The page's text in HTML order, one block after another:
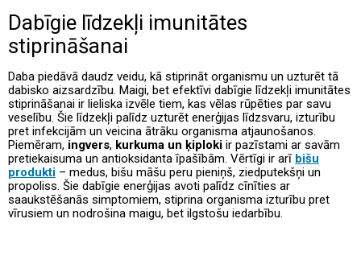
Dabīgie līdzekļi imunitātes
stiprināšanai
Daba piedāvā daudz veidu, kā stiprināt organismu un uzturēt tā
dabisko aizsardzību. Maigi, bet efektīvi dabīgie līdzekļi imunitātes
stiprināšanai ir lieliska izvēle tiem, kas vēlas rūpēties par savu
veselību. Šie līdzekļi palīdz uzturēt enerģijas līdzsvaru, izturību
pret infekcijām un veicina ātrāku organisma atjaunošanos.
Piemēram, ingvers, kurkuma un ķiploki ir pazīstami ar savām
pretiekaisuma un antioksidanta īpašībām. Vērtīgi ir arī bišu
produkti – medus, bišu māšu peru pieniņš, ziedputekšņi un
propoliss. Šie dabīgie enerģijas avoti palīdz cīnīties ar
saaukstēšanās simptomiem, stiprina organisma izturību pret
vīrusiem un nodrošina maigu, bet ilgstošu iedarbību.